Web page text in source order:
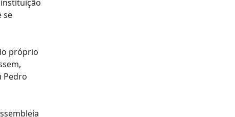
se
próprio
Pedro